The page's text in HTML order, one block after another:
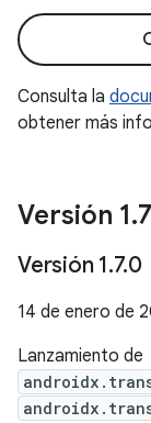
Consulta la
obtener más
Versión 1.7
Versión 1.7.0
14 de enero de
Lanzamiento de